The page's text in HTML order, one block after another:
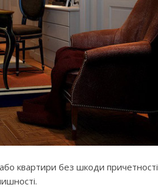
квартири без шкоди причетності